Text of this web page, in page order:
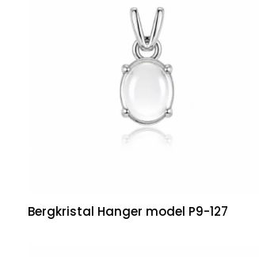
Bergkristal Hanger model P9-127